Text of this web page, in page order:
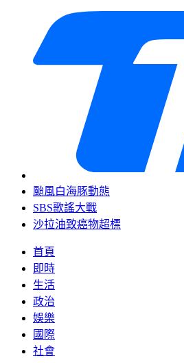
颱風白海豚動態
SBS歌謠大戰
沙拉油致癌物超標
首頁
即時
生活
政治
娛樂
國際
社會